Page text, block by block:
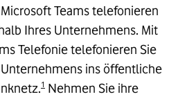
Teams telefonieren
Ihres Unternehmens. Mit
Telefonie telefonieren Sie
ins öffentliche
1 Nehmen Sie ihre